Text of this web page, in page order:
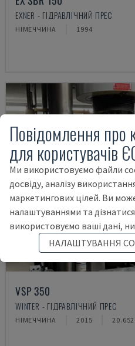
EXNER - ГІДРАВЛІЧНИЙ ПРЕС
НІМЕЧЧИНА 1994
VSP 350
WINTER - ГІДРАВЛІЧНИЙ ПРЕС
НІМЕЧЧИНА 2015 20.652
Повідомлення про
для користувачів
Ми використовуємо файли
досвіду, аналізу
маркетингових цілей. Ви
налаштуваннями та
використовуємо ваші дані,
НАЛАШТУВАННЯ